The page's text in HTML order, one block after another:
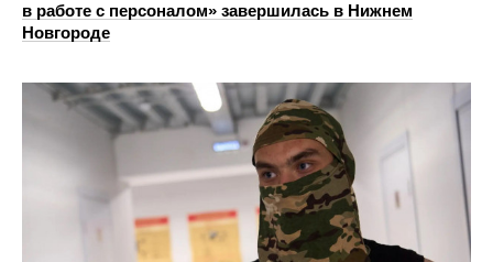
в работе с персоналом» завершилась в Нижнем
Новгороде